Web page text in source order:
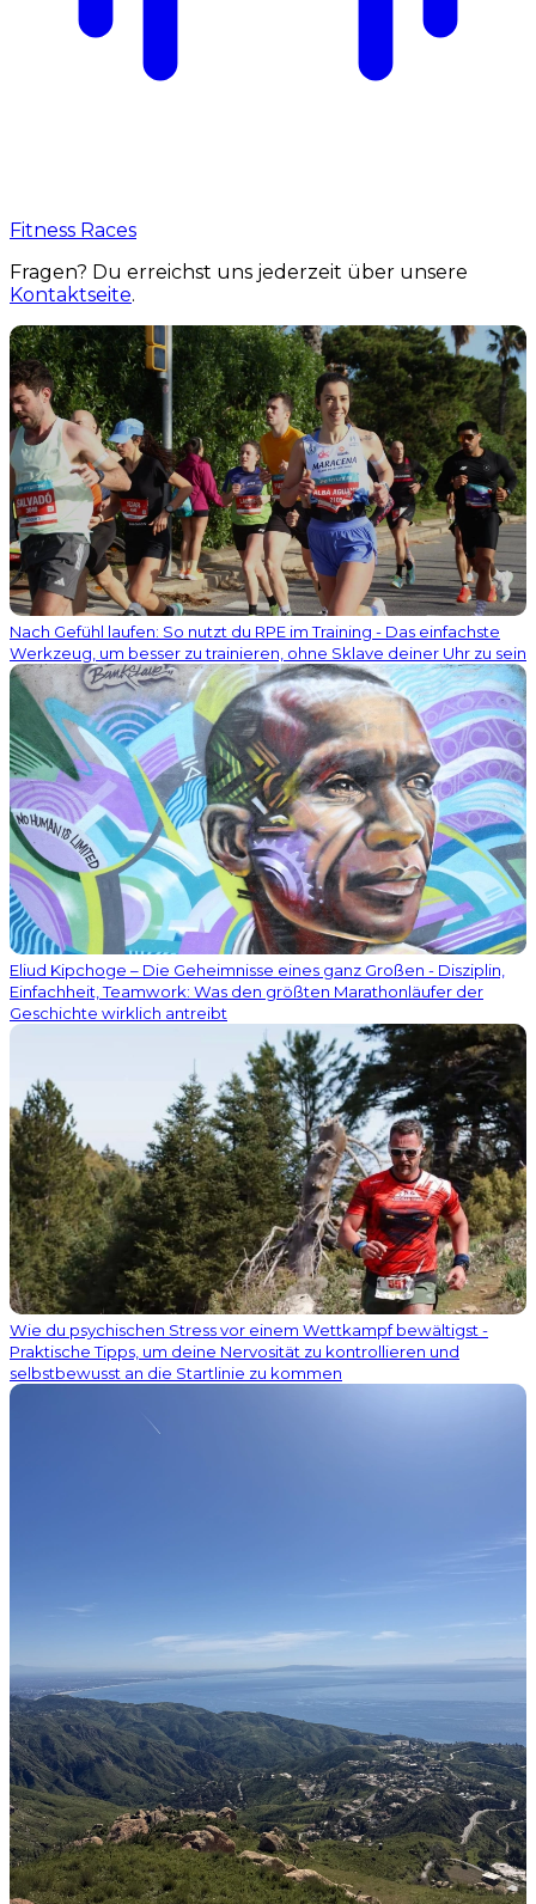
Fitness Races
Fragen? Du erreichst uns jederzeit über unsere
Kontaktseite.
Nach Gefühl laufen: So nutzt du RPE im Training - Das einfachste
Werkzeug, um besser zu trainieren, ohne Sklave deiner Uhr zu sein
Eliud Kipchoge – Die Geheimnisse eines ganz Großen - Disziplin,
Einfachheit, Teamwork: Was den größten Marathonläufer der
Geschichte wirklich antreibt
Wie du psychischen Stress vor einem Wettkampf bewältigst -
Praktische Tipps, um deine Nervosität zu kontrollieren und
selbstbewusst an die Startlinie zu kommen